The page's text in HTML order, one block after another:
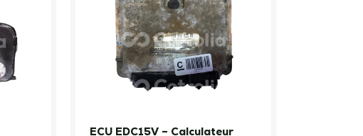
ECU EDC15V – Calculateur